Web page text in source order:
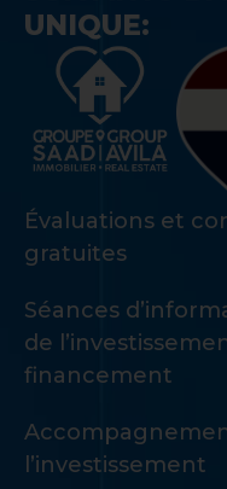
UNIQUE:
Évaluations et
gratuites
Séances
de
financement
l’investissement